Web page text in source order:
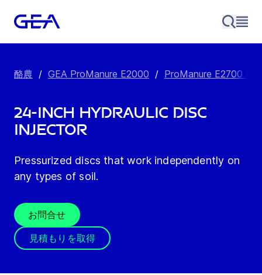
酪農 / GEA ProManure E2000 / ProManure E2700 -
24-Inch Hydraulic Disc
Injector
Pressurized discs that work independently on
any types of soil.
お問合せ
見積もりを取得